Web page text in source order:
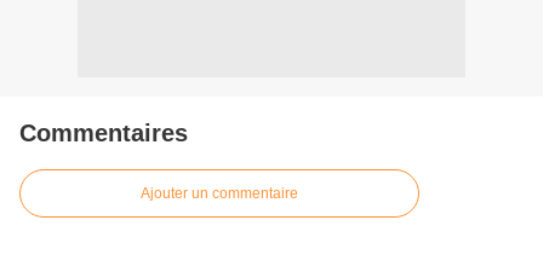
Commentaires
Ajouter un commentaire